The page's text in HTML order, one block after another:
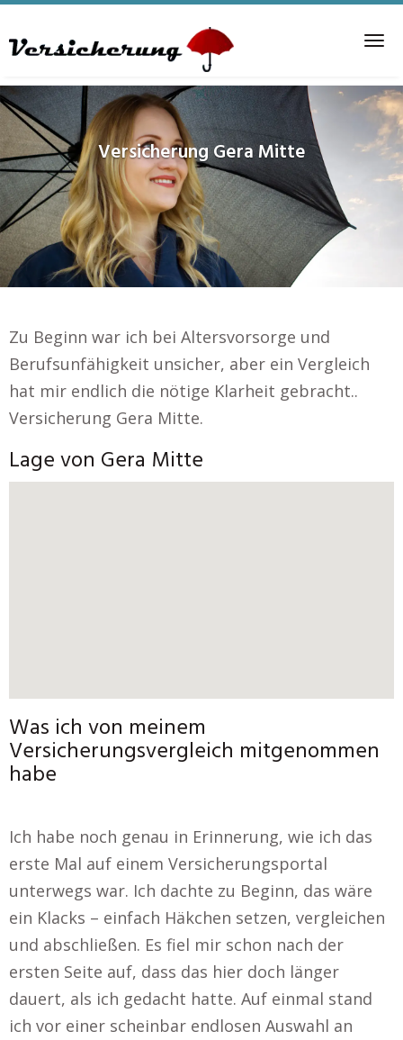
to
content
VersicherungGera Mitte
Zu Beginn war ich bei Altersvorsorge und
Berufsunfähigkeit unsicher, aber ein Vergleich
hat mir endlich die nötige Klarheit gebracht..
Versicherung Gera Mitte.
Lage von Gera Mitte
Was ich von meinem
Versicherungsvergleich mitgenommen
habe
Ich habe noch genau in Erinnerung, wie ich das
erste Mal auf einem Versicherungsportal
unterwegs war. Ich dachte zu Beginn, das wäre
ein Klacks – einfach Häkchen setzen, vergleichen
und abschließen. Es fiel mir schon nach der
ersten Seite auf, dass das hier doch länger
dauert, als ich gedacht hatte. Auf einmal stand
ich vor einer scheinbar endlosen Auswahl an